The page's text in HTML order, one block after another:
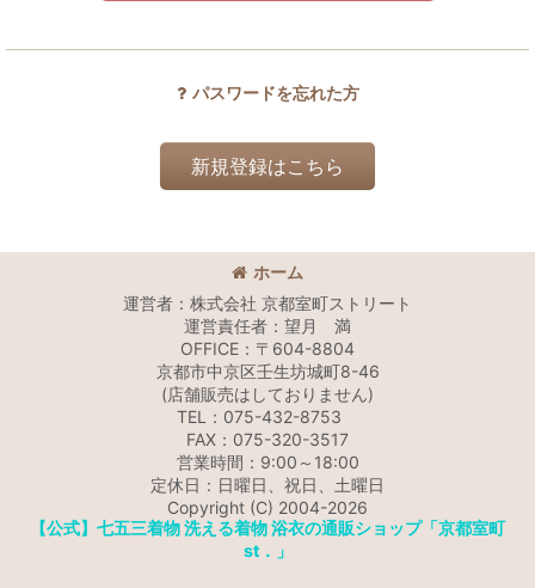
パスワードを忘れた方
新規登録はこちら
ホーム
運営者：株式会社 京都室町ストリート
運営責任者：望月 満
OFFICE：〒604-8804
京都市中京区壬生坊城町8-46
(店舗販売はしておりません)
TEL：075-432-8753
FAX：075-320-3517
営業時間：9:00～18:00
定休日：日曜日、祝日、土曜日
Copyright (C) 2004-2026
【公式】七五三着物 洗える着物 浴衣の通販ショップ「京都室町
st．」